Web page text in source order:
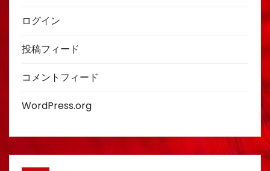
ログイン
投稿フィード
コメントフィード
WordPress.org